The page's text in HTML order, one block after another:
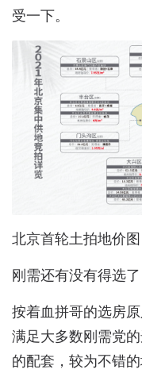
受一下。
北京首轮土拍地价图
刚需还有没有得选了
按着血拼哥的选房
满足大多数刚需党
的配套，较为不错